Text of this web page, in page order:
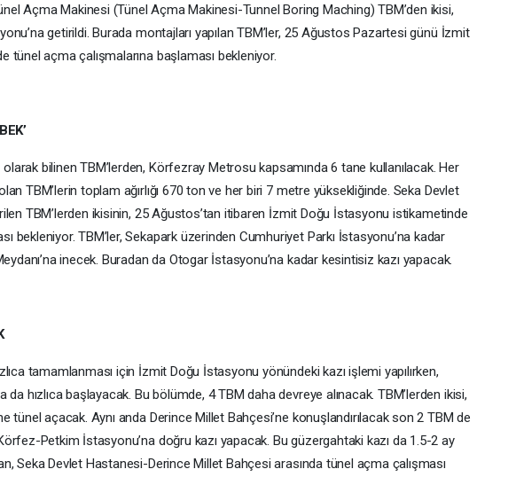
Açma Makinesi (Tünel Açma Makinesi-Tunnel Boring Maching) TBM’den ikisi,
getirildi. Burada montajları yapılan TBM’ler, 25 Ağustos Pazartesi günü İzmit
açma çalışmalarına başlaması bekleniyor.
bilinen TBM’lerden, Körfezray Metrosu kapsamında 6 tane kullanılacak. Her
TBM’lerin toplam ağırlığı 670 ton ve her biri 7 metre yüksekliğinde. Seka Devlet
TBM’lerden ikisinin, 25 Ağustos’tan itibaren İzmit Doğu İstasyonu istikametinde
bekleniyor. TBM’ler, Sekapark üzerinden Cumhuriyet Parkı İstasyonu’na kadar
inecek. Buradan da Otogar İstasyonu’na kadar kesintisiz kazı yapacak.
tamamlanması için İzmit Doğu İstasyonu yönündeki kazı işlemi yapılırken,
hızlıca başlayacak. Bu bölümde, 4 TBM daha devreye alınacak. TBM’lerden ikisi,
tünel açacak. Aynı anda Derince Millet Bahçesi’ne konuşlandırılacak son 2 TBM de
Petkim İstasyonu’na doğru kazı yapacak. Bu güzergahtaki kazı da 1.5-2 ay
Seka Devlet Hastanesi-Derince Millet Bahçesi arasında tünel açma çalışması